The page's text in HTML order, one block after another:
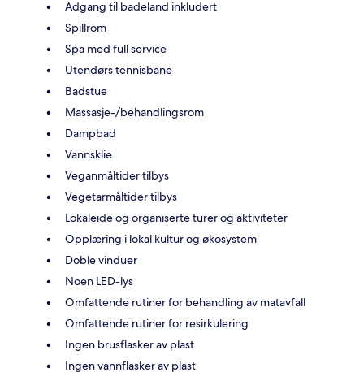
Adgang til badeland inkludert
Spillrom
Spa med full service
Utendørs tennisbane
Badstue
Massasje-/behandlingsrom
Dampbad
Vannsklie
Veganmåltider tilbys
Vegetarmåltider tilbys
Lokaleide og organiserte turer og aktiviteter
Opplæring i lokal kultur og økosystem
Doble vinduer
Noen LED-lys
Omfattende rutiner for behandling av matavfall
Omfattende rutiner for resirkulering
Ingen brusflasker av plast
Ingen vannflasker av plast